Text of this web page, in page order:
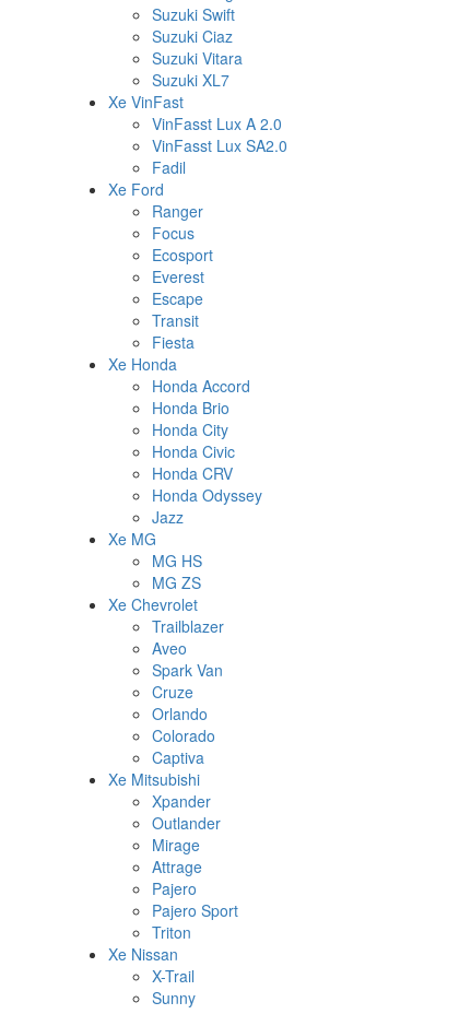
Suzuki Swift
Suzuki Ciaz
Suzuki Vitara
Suzuki XL7
Xe VinFast
VinFasst Lux A 2.0
VinFasst Lux SA2.0
Fadil
Xe Ford
Ranger
Focus
Ecosport
Everest
Escape
Transit
Fiesta
Xe Honda
Honda Accord
Honda Brio
Honda City
Honda Civic
Honda CRV
Honda Odyssey
Jazz
Xe MG
MG HS
MG ZS
Xe Chevrolet
Trailblazer
Aveo
Spark Van
Cruze
Orlando
Colorado
Captiva
Xe Mitsubishi
Xpander
Outlander
Mirage
Attrage
Pajero
Pajero Sport
Triton
Xe Nissan
X-Trail
Sunny